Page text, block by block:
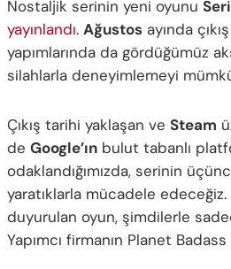
Nostaljik serinin yeni oyunu
yayınlandı. Ağustos ayında
yapımlarında da gördüğümüz
silahlarla deneyimlemeyi
Çıkış tarihi yaklaşan ve Steam
de Google’ın bulut tabanlı
odaklandığımızda, serinin
yaratıklarla mücadele edeceğiz.
duyurulan oyun, şimdilerle
Yapımcı firmanın Planet